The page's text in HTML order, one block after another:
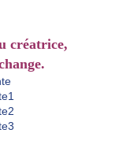
créatrice,